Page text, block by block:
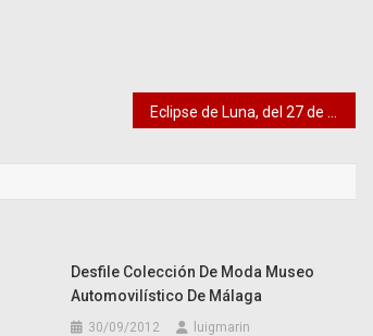
Desfile Colección De Moda Museo
Automovilístico De Málaga
30/09/2012 luigmarin